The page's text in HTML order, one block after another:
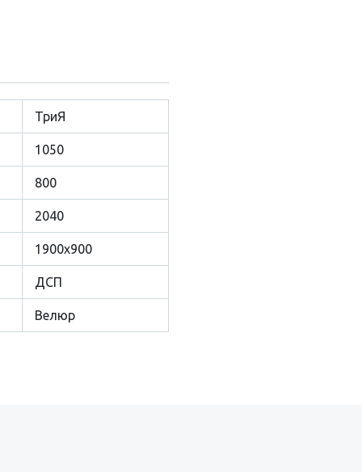
ТриЯ
1050
800
2040
1900х900
ДСП
Велюр